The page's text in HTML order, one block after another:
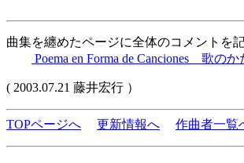
曲集を纏めたページに全体のコメントを
Poema en Forma de Canciones 歌の
( 2003.07.21 藤井宏行 ）
TOPページへ 更新情報へ 作曲者一覧